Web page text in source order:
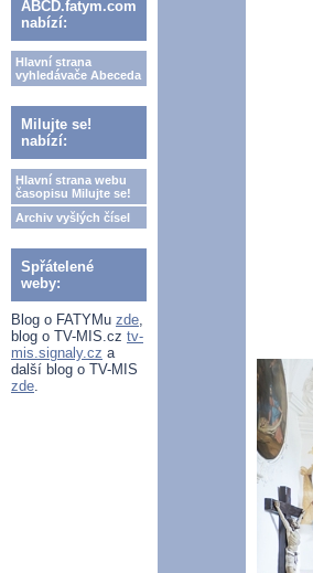
ABCD.fatym.com
nabízí:
Hlavní strana
vyhledávače Abeceda
Milujte se!
nabízí:
Hlavní strana webu
časopisu Milujte se!
Archiv vyšlých čísel
Spřátelené
weby:
Blog o FATYMu zde,
blog o TV-MIS.cz tv-
mis.signaly.cz a
další blog o TV-MIS
zde.